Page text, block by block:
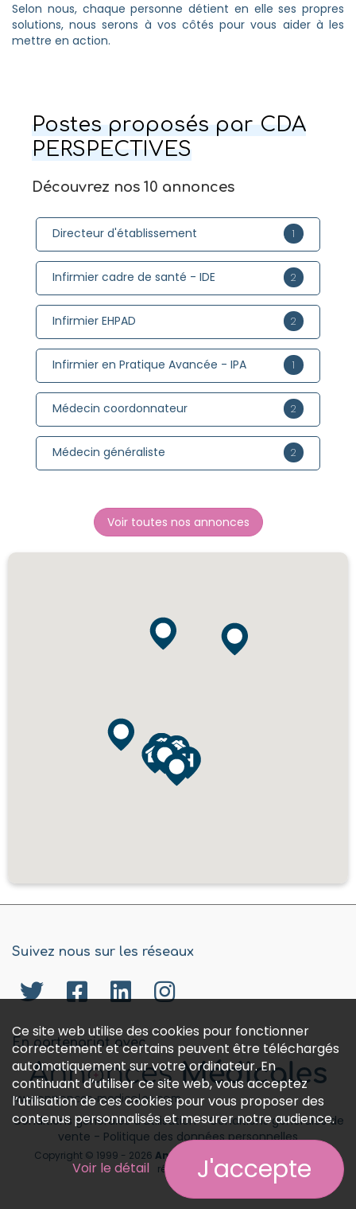
Selon nous, chaque personne détient en elle ses propres
solutions, nous serons à vos côtés pour vous aider à les
mettre en action.
Postes proposés par CDA
PERSPECTIVES
Découvrez nos 10 annonces
Directeur d'établissement 1
Infirmier cadre de santé - IDE 2
Infirmier EHPAD 2
Infirmier en Pratique Avancée - IPA 1
Médecin coordonnateur 2
Médecin généraliste 2
Voir toutes nos annonces
Suivez nous sur les réseaux
En partenariat avec
www.annonces-medicales.com
Conditions générales d'utilisation-Conditions générales de
vente - Politique des données personnelles
Copyright © 1999 - 2026 Annonces médicales
réservés.
Ce site web utilise des cookies pour fonctionner
correctement et certains peuvent être téléchargés
automatiquement sur votre ordinateur. En
continuant d’utiliser ce site web, vous acceptez
l’utilisation de ces cookies pour vous proposer des
contenus personnalisés et mesurer notre audience.
Voir le détail J'accepte